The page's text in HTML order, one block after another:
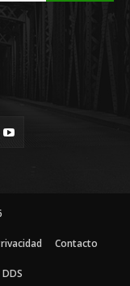
Contacto